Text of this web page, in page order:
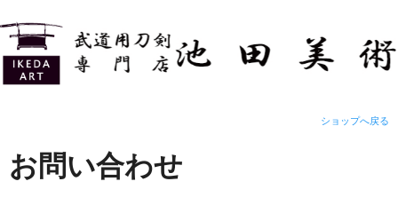
ショップへ戻る
お問い合わせ